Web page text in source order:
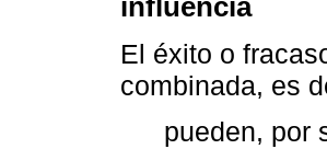
influencia
El éxito o
combinada, es
pueden, por